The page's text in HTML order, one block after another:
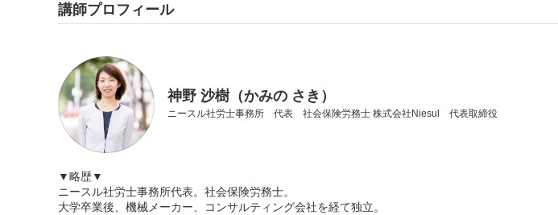
講師プロフィール
神野 沙樹（かみの さき）
ニースル社労士事務所 代表 社会保険労務士 株式会社Niesul 代表取締役
▼略歴▼
ニースル社労士事務所代表。社会保険労務士。
大学卒業後、機械メーカー、コンサルティング会社を経て独立。